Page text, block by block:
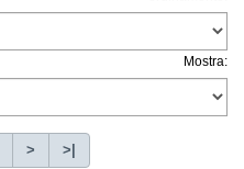
Mostra:
> >|